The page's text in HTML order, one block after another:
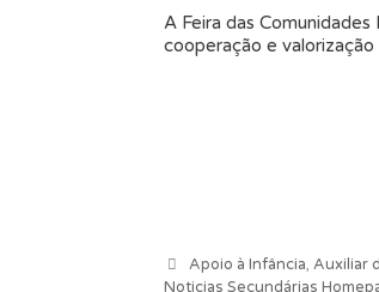
A Feira das
cooperação e
Categorias
Apoio à Infância, Auxiliar
Noticias Secundárias